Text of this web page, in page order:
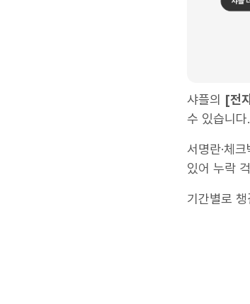
샤플의 [전
수 있습니다.
서명란·체
있어 누락
기간별로